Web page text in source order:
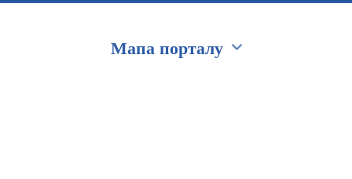
Мапа порталу